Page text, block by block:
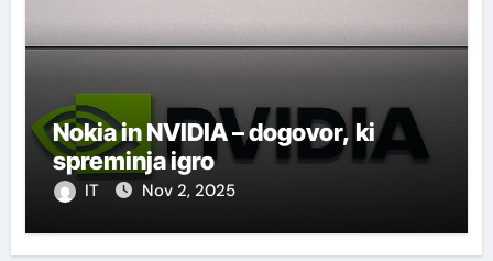
Nokia in NVIDIA – dogovor, ki
spreminja igro
IT Nov 2, 2025